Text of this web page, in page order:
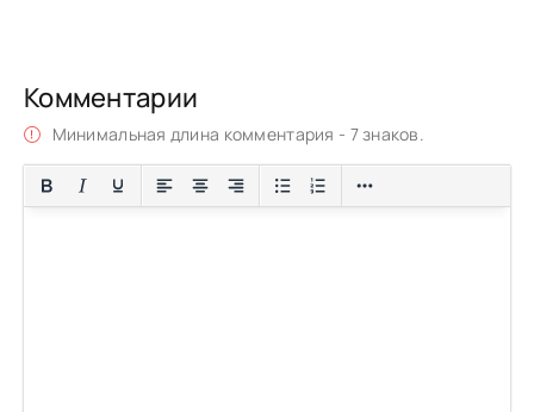
Комментарии
Минимальная длина комментария - 7 знаков.